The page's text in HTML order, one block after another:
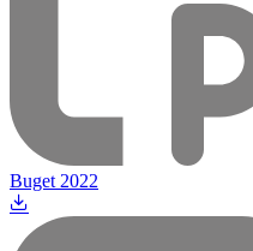
Buget 2022